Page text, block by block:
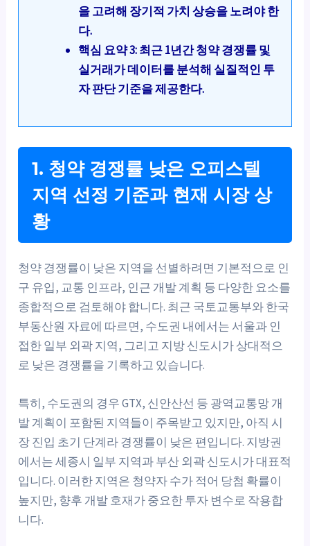
을 고려해 장기적 가치 상승을 노려야 한
다.
핵심 요약 3: 최근 1년간 청약 경쟁률 및
실거래가 데이터를 분석해 실질적인 투
자 판단 기준을 제공한다.
1. 청약 경쟁률 낮은 오피스텔
지역 선정 기준과 현재 시장 상
황
청약 경쟁률이 낮은 지역을 선별하려면 기본적으로 인
구 유입, 교통 인프라, 인근 개발 계획 등 다양한 요소를
종합적으로 검토해야 합니다. 최근 국토교통부와 한국
부동산원 자료에 따르면, 수도권 내에서는 서울과 인
접한 일부 외곽 지역, 그리고 지방 신도시가 상대적으
로 낮은 경쟁률을 기록하고 있습니다.
특히, 수도권의 경우 GTX, 신안산선 등 광역교통망 개
발 계획이 포함된 지역들이 주목받고 있지만, 아직 시
장 진입 초기 단계라 경쟁률이 낮은 편입니다. 지방권
에서는 세종시 일부 지역과 부산 외곽 신도시가 대표적
입니다. 이러한 지역은 청약자 수가 적어 당첨 확률이
높지만, 향후 개발 호재가 중요한 투자 변수로 작용합
니다.